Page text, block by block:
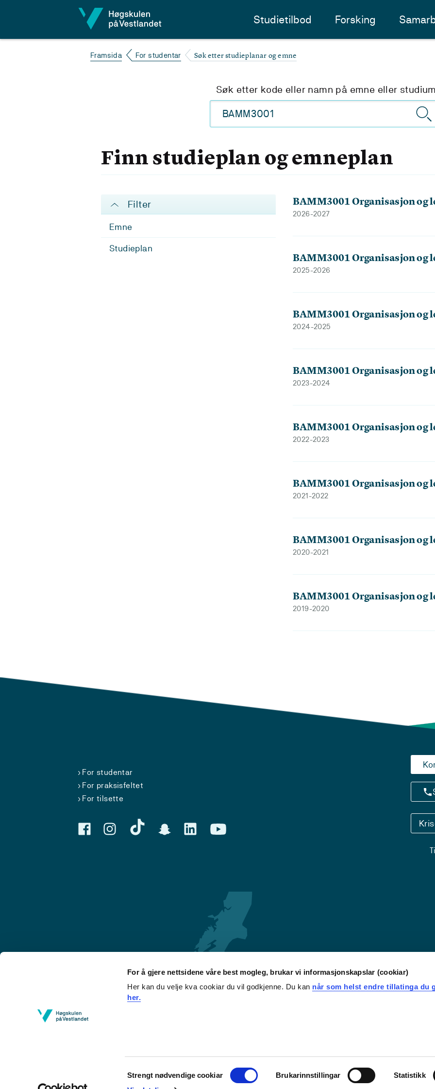
For å gjere nettsidene våre best mogleg, brukar vi informasjonskapslar (cookiar)
Her kan du velje kva cookiar du vil godkjenne. Du kan når som helst endre tillatinga du
her.
Selection
Strengt nødvendige cookiar Brukarinnstillingar Statistikk
Studietilbod Forsking
Framsida For studentar Søk etter studieplanar og emne
Søk etter kode eller namn på emne eller studium
Finn studieplan og emneplan
Filter
Emne
Studieplan
BAMM3001 Organisasjon og
2026-2027
BAMM3001 Organisasjon og
2025-2026
BAMM3001 Organisasjon og
2024-2025
BAMM3001 Organisasjon og
2023-2024
BAMM3001 Organisasjon og
2022-2023
BAMM3001 Organisasjon og
2021-2022
BAMM3001 Organisasjon og
2020-2021
BAMM3001 Organisasjon og
2019-2020
For studentar
For praksisfeltet
For tilsette